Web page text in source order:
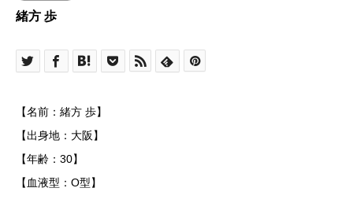
緒方 歩
【名前：緒方 歩】
【出身地：大阪】
【年齢：30】
【血液型：O型】